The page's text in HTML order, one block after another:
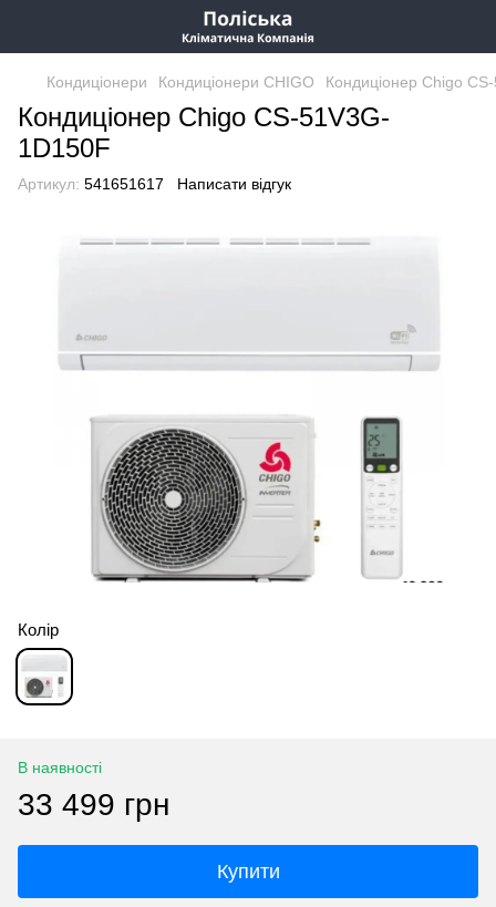
Кондиціонери Кондиціонери CHIGO Кондиціонер Chigo
Кондиціонер Chigo CS-51V3G-
1D150F
Артикул: 541651617 Написати відгук
Колір
В наявності
33 499 грн
Купити